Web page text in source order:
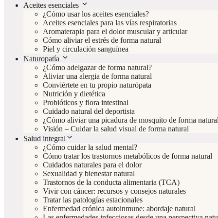
Aceites esenciales
¿Cómo usar los aceites esenciales?
Aceites esenciales para las vías respiratorias
Aromaterapia para el dolor muscular y articular
Cómo aliviar el estrés de forma natural
Piel y circulación sanguínea
Naturopatía
¿Cómo adelgazar de forma natural?
Aliviar una alergia de forma natural
Conviértete en tu propio naturópata
Nutrición y dietética
Probióticos y flora intestinal
Cuidado natural del deportista
¿Cómo aliviar una picadura de mosquito de forma
Visión – Cuidar la salud visual de forma natural
Salud integral
¿Cómo cuidar la salud mental?
Cómo tratar los trastornos metabólicos de forma natural
Cuidados naturales para el dolor
Sexualidad y bienestar natural
Trastornos de la conducta alimentaria (TCA)
Vivir con cáncer: recursos y consejos naturales
Tratar las patologías estacionales
Enfermedad crónica autoinmune: abordaje natural